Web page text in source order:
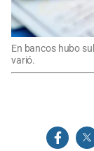
En bancos hubo
varió.